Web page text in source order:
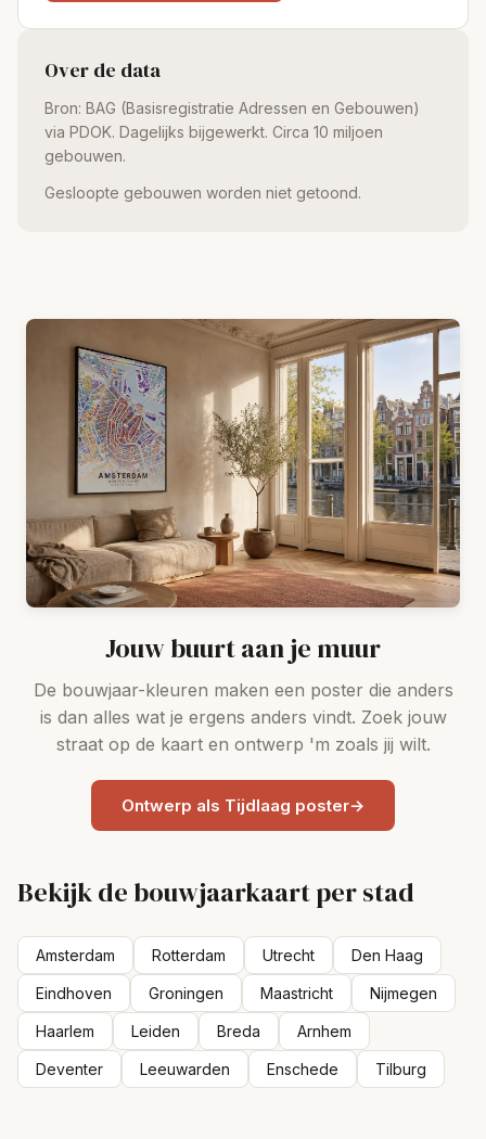
Over de data
Bron: BAG (Basisregistratie Adressen en Gebouwen)
via PDOK. Dagelijks bijgewerkt. Circa 10 miljoen
gebouwen.
Gesloopte gebouwen worden niet getoond.
Jouw buurt aan je muur
De bouwjaar-kleuren maken een poster die anders
is dan alles wat je ergens anders vindt. Zoek jouw
straat op de kaart en ontwerp 'm zoals jij wilt.
Ontwerp als Tijdlaag poster→
Bekijk de bouwjaarkaart per stad
Amsterdam Rotterdam Utrecht Den Haag
Eindhoven Groningen Maastricht Nijmegen
Haarlem Leiden Breda Arnhem
Deventer Leeuwarden Enschede Tilburg